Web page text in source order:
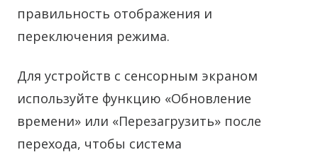
правильность отображения и
переключения режима.
Для устройств с сенсорным экраном
используйте функцию «Обновление
времени» или «Перезагрузить» после
перехода, чтобы система